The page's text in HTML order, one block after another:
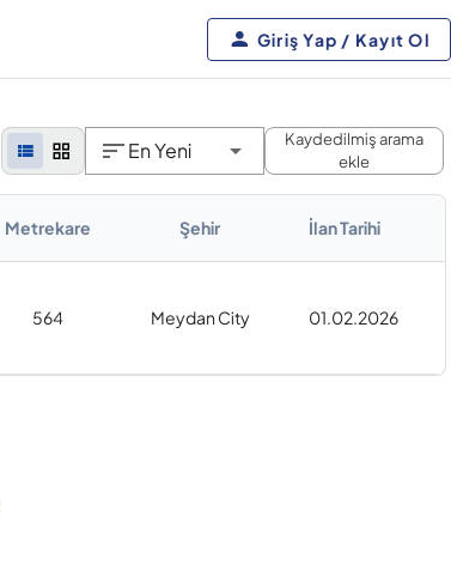
Giriş Yap / Kayıt Ol
En Yeni
Kaydedilmiş arama
ekle
Metrekare Şehir İlan Tarihi
564 Meydan City 01.02.2026